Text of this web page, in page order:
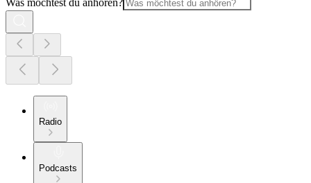
Was möchtest du anhören?
Radio
Podcasts